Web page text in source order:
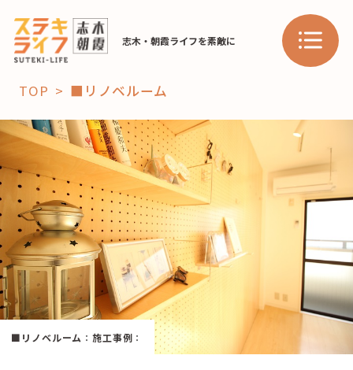
志木・朝霞ライフを素敵に
「コト」
子育て
暮らし
おすすめ
スポット 学び・教育
「場」
HAREL HAREL
活用事例
TOP ■リノベルーム
■リノベルーム ：施工事例 ：